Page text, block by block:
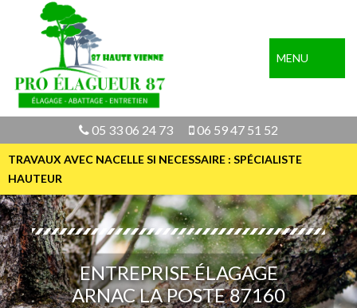
MENU
05 33 06 24 73 06 59 47 51 52
TRAVAUX AVEC NACELLE SI NECESSAIRE : SPÉCIALISTE
HAUTEUR
ENTREPRISE ÉLAGAGE
ARNAC LA POSTE 87160